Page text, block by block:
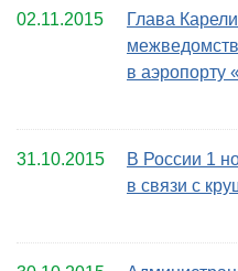
02.11.2015
Глава
в аэропорту
31.10.2015
В России 1
в связи с